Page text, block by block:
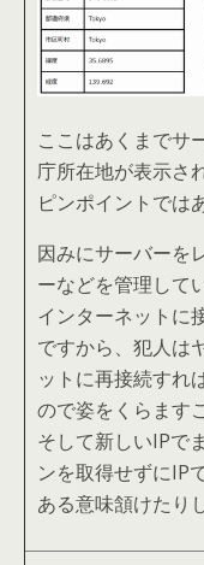
ここはあくまでサ
庁所在地が表示さ
ピンポイントでは
因みにサーバーを
ーなどを管理して
インターネットに
ですから、犯人は
ットに再接続すれ
ので姿をくらます
そして新しいIPで
ンを取得せずにIP
ある意味頷けたり